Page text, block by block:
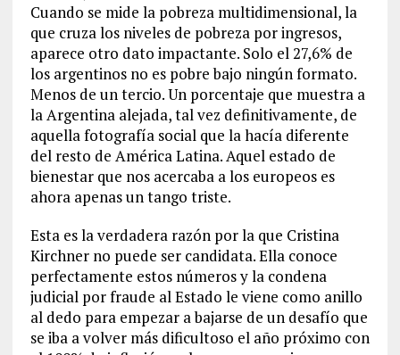
Cuando se mide la pobreza multidimensional, la
que cruza los niveles de pobreza por ingresos,
aparece otro dato impactante. Solo el 27,6% de
los argentinos no es pobre bajo ningún formato.
Menos de un tercio. Un porcentaje que muestra a
la Argentina alejada, tal vez definitivamente, de
aquella fotografía social que la hacía diferente
del resto de América Latina. Aquel estado de
bienestar que nos acercaba a los europeos es
ahora apenas un tango triste.
Esta es la verdadera razón por la que Cristina
Kirchner no puede ser candidata. Ella conoce
perfectamente estos números y la condena
judicial por fraude al Estado le viene como anillo
al dedo para empezar a bajarse de un desafío que
se iba a volver más dificultoso el año próximo con